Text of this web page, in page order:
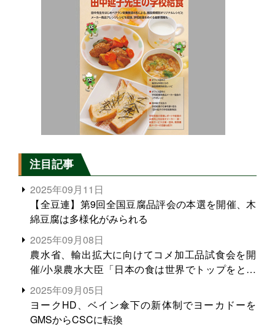
注目記事
2025年09月11日
【全豆連】第9回全国豆腐品評会の本選を開催、木
綿豆腐は多様化がみられる
2025年09月08日
農水省、輸出拡大に向けてコメ加工品試食会を開
催/小泉農水大臣「日本の食は世界でトップをとれ
る。米増産に向けて、米輸出需要の拡大を」
2025年09月05日
ヨークHD、ベイン傘下の新体制でヨーカドーを
GMSからCSCに転換